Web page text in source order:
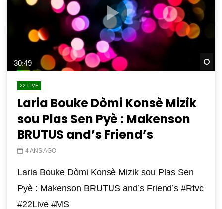
30:49
22 LIVE
Laria Bouke Dòmi Konsè Mizik
sou Plas Sen Pyè : Makenson
BRUTUS and’s Friend’s
4 ANS AGO
Laria Bouke Dòmi Konsè Mizik sou Plas Sen
Pyè : Makenson BRUTUS and’s Friend’s #Rtvc
#22Live #MS